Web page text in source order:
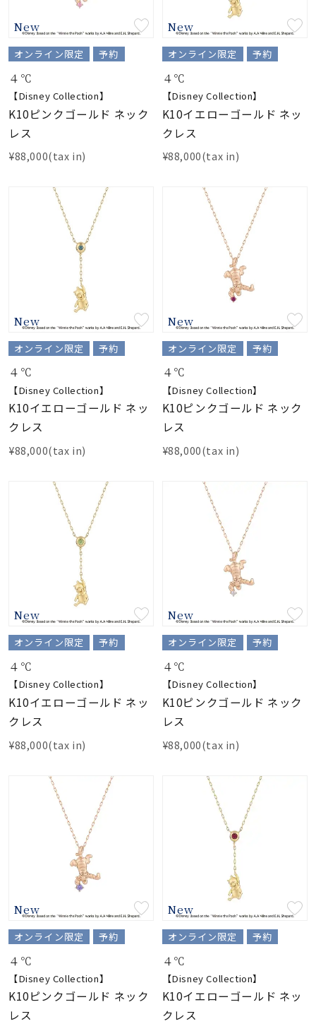
New
オンライン限定 予約
４℃
【Disney Collection】
K10ピンクゴールド ネック
レス
¥88,000(tax in)
New
オンライン限定 予約
４℃
【Disney Collection】
K10イエローゴールド ネッ
クレス
¥88,000(tax in)
New
オンライン限定 予約
４℃
【Disney Collection】
K10イエローゴールド ネッ
クレス
¥88,000(tax in)
New
オンライン限定 予約
４℃
【Disney Collection】
K10ピンクゴールド ネック
レス
¥88,000(tax in)
New
オンライン限定 予約
４℃
【Disney Collection】
K10イエローゴールド ネッ
クレス
¥88,000(tax in)
New
オンライン限定 予約
４℃
【Disney Collection】
K10ピンクゴールド ネック
レス
¥88,000(tax in)
New
オンライン限定 予約
４℃
【Disney Collection】
K10ピンクゴールド ネック
レス
New
オンライン限定 予約
４℃
【Disney Collection】
K10イエローゴールド ネッ
クレス